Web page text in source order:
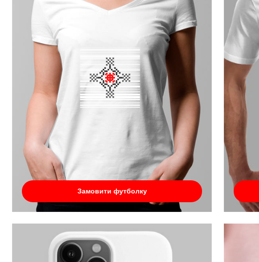
Замовити футболку